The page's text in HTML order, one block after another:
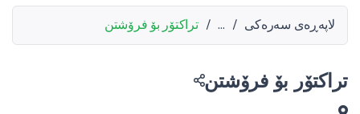
لاپەڕەی سەرەکی /
...
/ تراکتۆر بۆ فرۆشتن
تراکتۆر بۆ فرۆشتن